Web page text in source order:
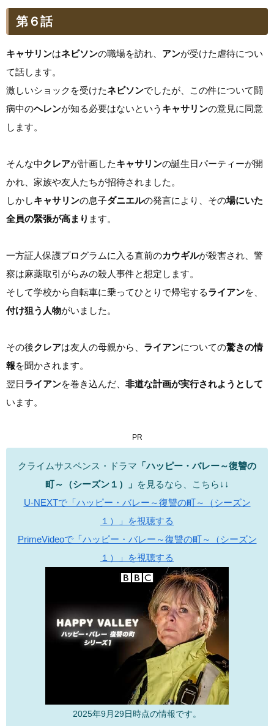
第６話
キャサリンはネビソンの職場を訪れ、 アンが受けた虐待につい
て話します。
激しいショックを受けたネビソンでしたが、この件について闘
病中のヘレンが知る必要はないという キャサリンの意見に同意
します。
そんな中クレアが計画したキャサリンの誕生日パーティーが開
かれ、家族や友人たちが招待されました。
しかしキャサリンの息子ダニエルの発言により、その場にいた
全員の緊張が高まり ます。
一方証人保護プログラムに入る直前のカウギルが殺害され、警
察は麻薬取引がらみの殺人事件と想定します。
そして学校から自転車に乗ってひとりで帰宅するライアンを、
付け狙う人物がいました。
その後クレアは友人の母親から、 ライアンについての驚きの情
報を聞かされます。
翌日ライアンを巻き込んだ、 非道な計画が実行されようとして
います。
PR
クライムサスペンス・ドラマ 「ハッピー・バレー～復讐の
町～（シーズン１）」 を見るなら、こちら↓↓
U-NEXTで「ハッピー・バレー～復讐の町～（シーズン
１）」を視聴する
PrimeVideoで「ハッピー・バレー～復讐の町～（シーズン
１）」を視聴する
2025年9月29日時点の情報です。